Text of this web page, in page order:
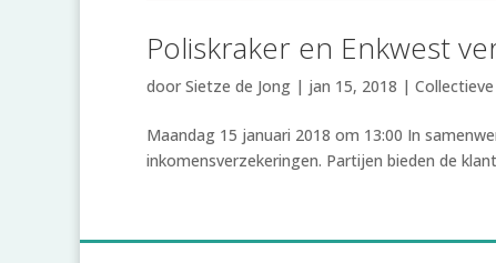
Poliskraker en Enkwest
door Sietze de Jong | jan 15, 2018 |
Maandag 15 januari 2018 om 13:00 In
inkomensverzekeringen. Partijen bieden de